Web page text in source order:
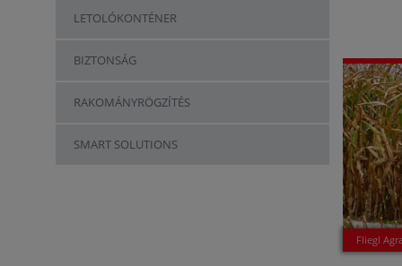
LETOLÓKONTÉNER
BIZTONSÁG
RAKOMÁNYRÖGZÍTÉS
SMART SOLUTIONS
Fliegl